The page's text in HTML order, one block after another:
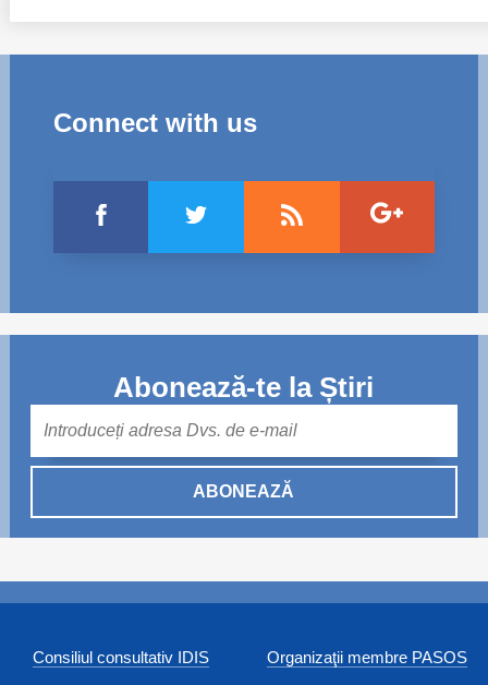
Connect with us
Abonează-te la Știri
ABONEAZĂ
Consiliul consultativ IDIS Organizaţii membre PASOS